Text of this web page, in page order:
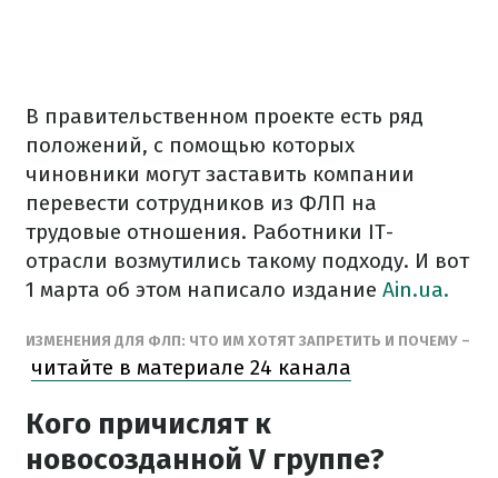
В правительственном проекте есть ряд
положений, с помощью которых
чиновники могут заставить компании
перевести сотрудников из ФЛП на
трудовые отношения. Работники IT-
отрасли возмутились такому подходу. И вот
1 марта об этом написало издание Ain.ua.
ИЗМЕНЕНИЯ ДЛЯ ФЛП: ЧТО ИМ ХОТЯТ ЗАПРЕТИТЬ И ПОЧЕМУ –
читайте в материале 24 канала
Кого причислят к
новосозданной V группе?